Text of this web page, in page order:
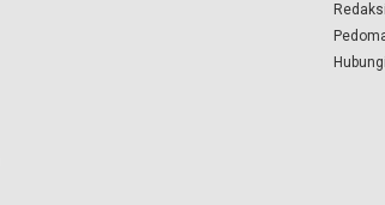
Redaksi